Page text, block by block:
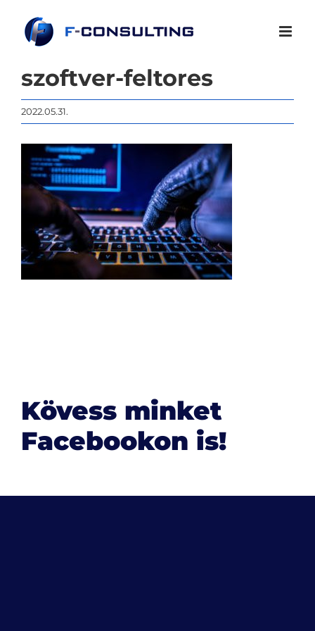
szoftver-feltores
2022.05.31.
Kövess minket
Facebookon is!